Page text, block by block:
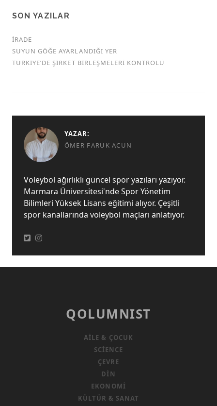
SON YAZILAR
İRADE
SUYUN GÖĞE AYARLANDIĞI YER
TÜRKİYE’DE ŞİRKET BİRLEŞMELERİ KONTROLÜ
YAZAR:
ÖMER FARUK ACUN
Voleybol ağırlıklı güncel spor yazıları yazıyor.
Marmara Üniversitesi'nde Spor Yönetim
Bilimleri Yüksek Lisans eğitimi alıyor. Çeşitli
spor kanallarında voleybol maçları anlatıyor.
QOLUMNIST
AILE & ÇOCUK
SCIENCE
ÇEVRE
DIN
EKONOMI
KÜLTÜR & SANAT